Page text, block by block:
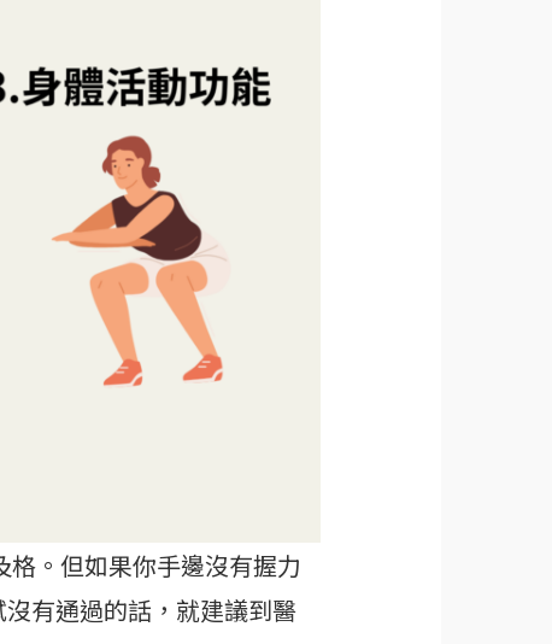
。但如果你手邊沒有握力
有通過的話，就建議到醫